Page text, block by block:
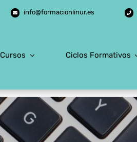
info@formacionlinur.es
Cursos Ciclos Formativos